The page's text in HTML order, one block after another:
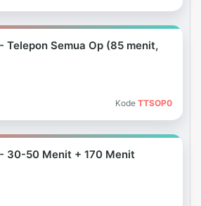
Telepon Semua Op (85 menit,
Kode TTSOP0
30-50 Menit + 170 Menit